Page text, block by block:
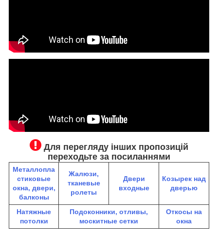
Для перегляду інших пропозицій
переходьте за посиланнями
Металлопла
стиковые
окна, двери,
балконы
Жалюзи,
тканевые
ролеты
Двери
входные
Козырек над
дверью
Натяжные
потолки
Подоконники, отливы,
москитные сетки
Откосы на
окна